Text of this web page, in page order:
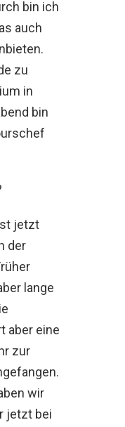
bin ich
auch
zu
in
bin
jetzt
der
lange
aber eine
zur
wir
jetzt bei